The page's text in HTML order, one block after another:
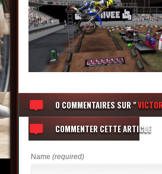
0 COMMENTAIRESSUR "
COMMENTER CETTE ARTICLE
Name (required)